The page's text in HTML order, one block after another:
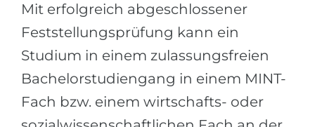
Mit erfolgreich abgeschlossener
Feststellungsprüfung kann ein
Studium in einem zulassungsfreien
Bachelorstudiengang in einem MINT-
Fach bzw. einem wirtschafts- oder